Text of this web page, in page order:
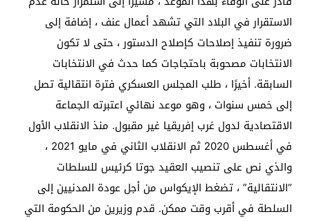
الاستقرار في البلاد التي تشهد أعمال عنف ، إضافة إلى
ضرورة تنفيذ إصلاحات كإصلاح الدستور ، حتى لا تكون
الانتخابات مصحوبة باحتجاجات كما حدث في الانتخابات
السابقة. أخيرًا ، طلب المجلس العسكري فترة انتقالية تصل
إلى خمس سنوات ، وهو موعد نهائي اعتبرته الجماعة
الاقتصادية لدول غرب إفريقيا غير مقبول. منذ الانقلاب الأول
في أغسطس 2020 ثم الانقلاب الثاني في مايو 2021 ،
والذي نص على تنصيب العقيد جوتا كرئيس للسلطات
“الانتقالية” ، تضغط الإيكواس من أجل عودة المدنيين إلى
السلطة في أقرب وقت ممكن. قدم وزيرين من الحكومة التي